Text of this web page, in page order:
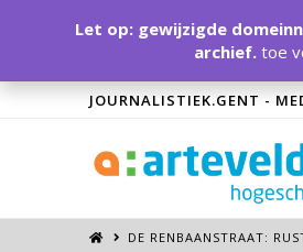
JOURNALISTIEK.GENT -
DE RENBAANSTRAAT:
Let op: gewijzigde
archief.toe